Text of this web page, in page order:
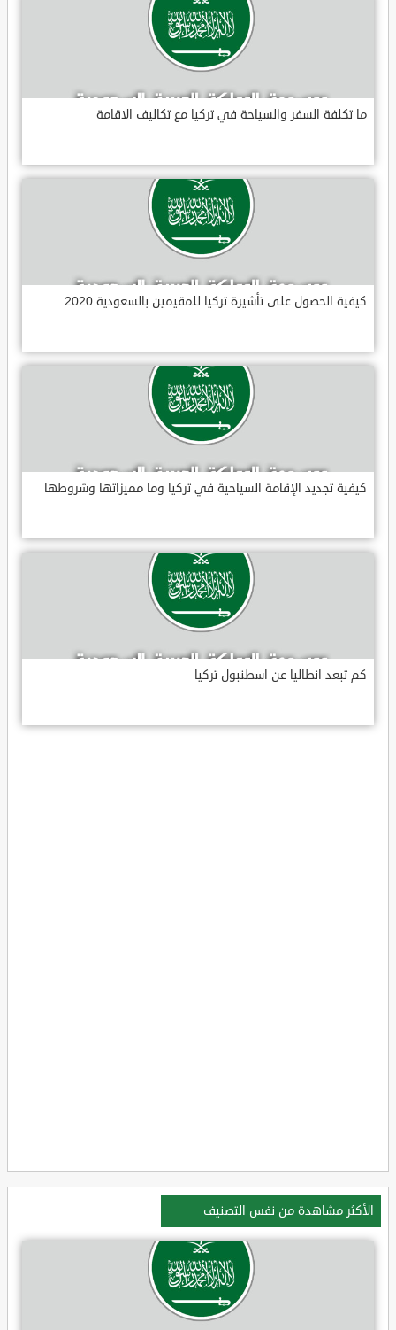
ما تكلفة السفر والسياحة في تركيا مع تكاليف الاقامة
كيفية الحصول على تأشيرة تركيا للمقيمين بالسعودية 2020
كيفية تجديد الإقامة السياحية في تركيا وما مميزاتها وشروطها
كم تبعد انطاليا عن اسطنبول تركيا
الأكثر مشاهدة من نفس التصنيف